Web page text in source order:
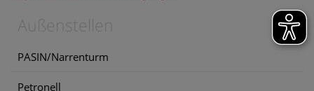
Außenstellen
PASIN/Narrenturm
Petronell